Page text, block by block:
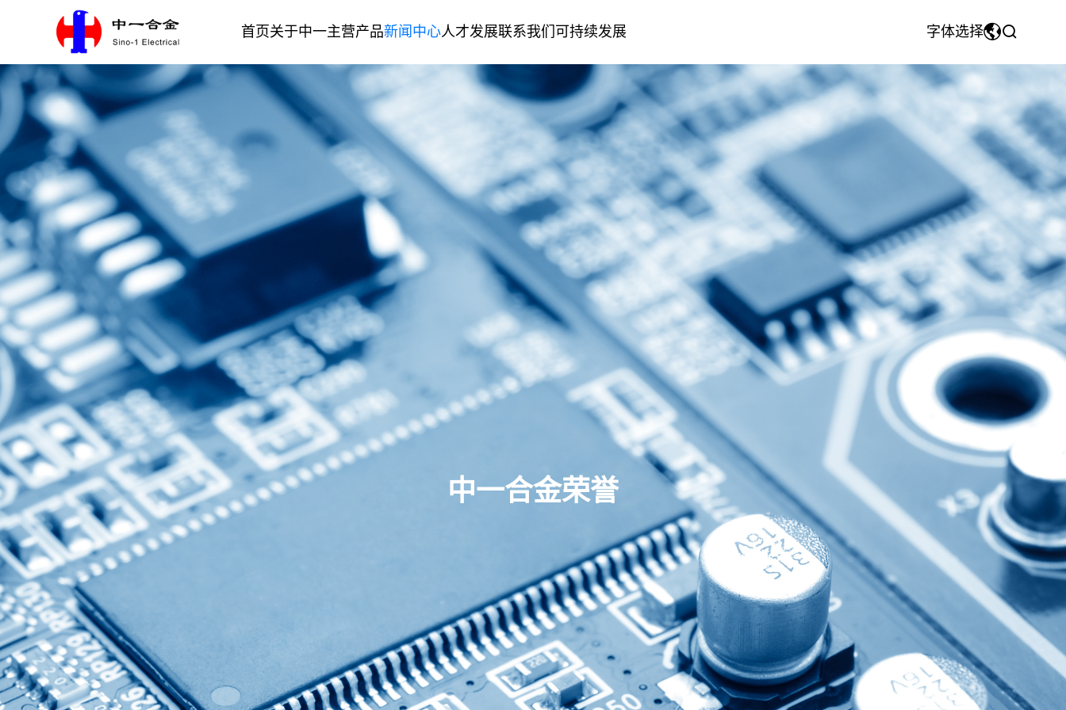
首页关于中一
公司介绍 第二生产基地 发展历程 企业文化 企业荣誉 团队风采
主营产品
银合金材料 电接触材料 一体化电接触组件 复合金属材料 精密金属冲压模具&零件 注塑模具&注塑件 CNC机加工件
新闻中心
公司新闻
人才发展
人才理念 加入我们
联系我们
联系信息 留言咨询
可持续发展
绿色制造 社会责任
字体选择
MyriadPro
荣耀字体
微软雅黑
华文细黑
中文
繁体中文
English
日本語です
En français
Español
Pусский
中一合金荣誉